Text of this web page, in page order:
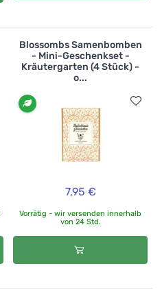
Blossombs Samenbomben
- Mini-Geschenkset -
Kräutergarten (4 Stück) -
o...
7,95 €
Vorrätig - wir versenden innerhalb
von 24 Std.